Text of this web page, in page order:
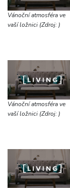
Vánoční atmosféra ve
vaší ložnici (Zdroj: )
Vánoční atmosféra ve
vaší ložnici (Zdroj: )